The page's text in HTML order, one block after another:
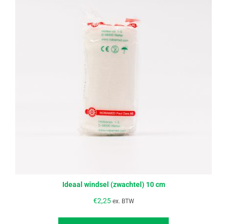
Ideaal windsel (zwachtel) 10 cm
€2,25 ex. BTW